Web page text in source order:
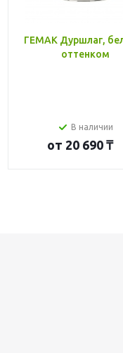
ГЕМАК Дуршлаг,
оттенком
В наличии
от 20 690 ₸